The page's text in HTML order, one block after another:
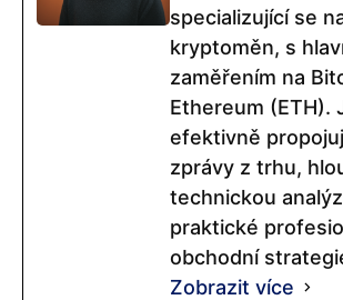
specializující se
kryptoměn, s
zaměřením na
Ethereum (ETH).
efektivně
zprávy z trhu,
technickou
praktické
obchodní
Zobrazit více